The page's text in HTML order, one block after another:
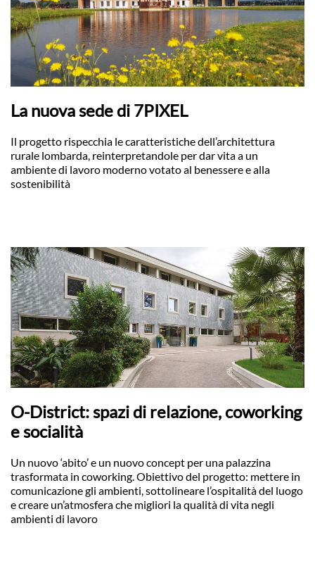
La nuova sede di 7PIXEL
Il progetto rispecchia le caratteristiche dell’architettura
rurale lombarda, reinterpretandole per dar vita a un
ambiente di lavoro moderno votato al benessere e alla
sostenibilità
O-District: spazi di relazione, coworking
e socialità
Un nuovo ‘abito’ e un nuovo concept per una palazzina
trasformata in coworking. Obiettivo del progetto: mettere in
comunicazione gli ambienti, sottolineare l’ospitalità del luogo
e creare un’atmosfera che migliori la qualità di vita negli
ambienti di lavoro